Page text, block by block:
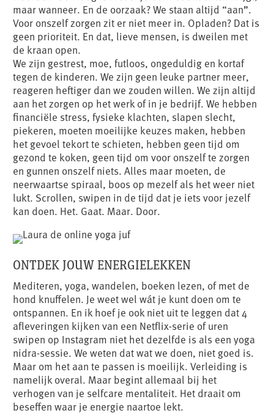
maar wanneer. En de oorzaak? We staan altijd “aan”.
Voor onszelf zorgen zit er niet meer in. Opladen? Dat is
geen prioriteit. En dat, lieve mensen, is dweilen met
de kraan open.
We zijn gestrest, moe, futloos, ongeduldig en kortaf
tegen de kinderen. We zijn geen leuke partner meer,
reageren heftiger dan we zouden willen. We zijn altijd
aan het zorgen op het werk of in je bedrijf. We hebben
financiële stress, fysieke klachten, slapen slecht,
piekeren, moeten moeilijke keuzes maken, hebben
het gevoel tekort te schieten, hebben geen tijd om
gezond te koken, geen tijd om voor onszelf te zorgen
en gunnen onszelf niets. Alles maar moeten, de
neerwaartse spiraal, boos op mezelf als het weer niet
lukt. Scrollen, swipen in de tijd dat je iets voor jezelf
kan doen. Het. Gaat. Maar. Door.
ONTDEK JOUW ENERGIELEKKEN
Mediteren, yoga, wandelen, boeken lezen, of met de
hond knuffelen. Je weet wel wát je kunt doen om te
ontspannen. En ik hoef je ook niet uit te leggen dat 4
afleveringen kijken van een Netflix-serie of uren
swipen op Instagram niet het dezelfde is als een yoga
nidra-sessie. We weten dat wat we doen, niet goed is.
Maar om het aan te passen is moeilijk. Verleiding is
namelijk overal. Maar begint allemaal bij het
verhogen van je selfcare mentaliteit. Het draait om
beseffen waar je energie naartoe lekt.